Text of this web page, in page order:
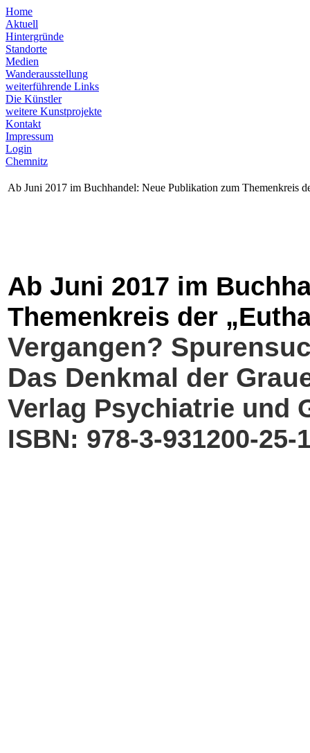
Home
Aktuell
Hintergründe
Standorte
Medien
Wanderausstellung
weiterführende Links
Die Künstler
weitere Kunstprojekte
Kontakt
Impressum
Login
Chemnitz
Ab Juni 2017 im Buchhandel: Neue Publikation zum Themenkreis
Ab Juni 2017 im
Themenkreis der
Vergangen?
Das Denkmal der
Verlag Psychiatrie und
ISBN: 978-3-931200-25-